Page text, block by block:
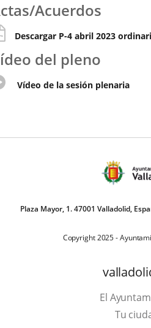
Acuerdos
Descargar P-4 abril 2023
del pleno
Vídeo de la sesión plenaria
a
Plaza Mayor, 1. 47001 Valladolid,
Copyright 2025 -
El
Tu